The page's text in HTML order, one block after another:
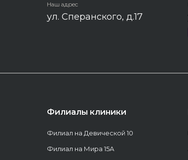
Наш адрес
ул. Сперанского, д.17
Филиалы клиники
Филиал на Девической 10
Филиал на Мира 15А